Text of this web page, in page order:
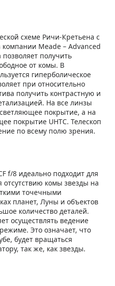
схеме Ричи-Кретьена с
Meade – Advanced
позволяет получить
от комы. В
гиперболическое
при относительно
получить контрастную и
На все линзы
покрытие, а на
покрытие UHTC. Телескоп
по всему полю зрения.
f/8 идеально подходит для
отсутствию комы звезды на
точечными
планет, Луны и объектов
количество деталей.
осуществлять ведение
Это означает, что
будет вращаться
так же, как звезды.